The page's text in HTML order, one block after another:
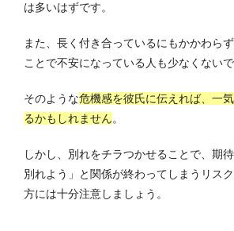
は多いはずです。
また、長く付き合っているにもかかわら
ことで不安になっている人も少なくないで
そのような危機感を彼氏に伝えれば、一
るかもしれません。
しかし、別れをチラつかせることで、期
別れよう」と関係が終わってしまうリス
方には十分注意しましょう。